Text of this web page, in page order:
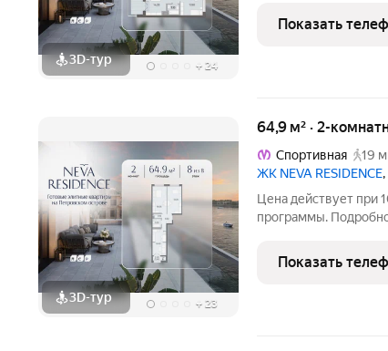
3D-тур + 24
этаже. Общая
отделки. Особенность
Показать
3D-тур + 23
64,9 м² · 2-
Спортивная
19
ЖК NEVA RESIDENCE
Цена действует при
программы. Подробности в отделе продаж по
этаже. Общая
отделки. Жилой
Показать